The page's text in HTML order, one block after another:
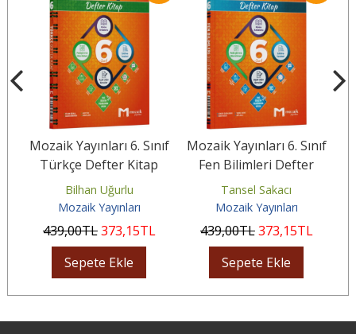
Mozaik Yayınları 6. Sınıf
Türkçe Defter Kitap
Bilhan Uğurlu
Mozaik Yayınları
439,00TL373,15TL
Sepete Ekle
Mozaik Yayınları 6. Sınıf
Fen Bilimleri Defter
Kitap
Tansel Sakacı
Mozaik Yayınları
439,00TL373,15TL
Sepete Ekle